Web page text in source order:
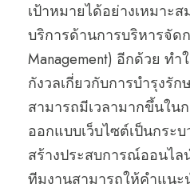
เป้าหมายได้อย่างเหมาะ
บริการด้านการบริหารจัด
Management) อีกด้วย ท
กังวลเกี่ยวกับการบำรุงรัก
สามารถมีเวลามากขึ้นใ
ออกแบบเว็บไซต์เป็นกระ
สร้างประสบการณ์ออนไ
ทีมงานสามารถให้คำแนะ